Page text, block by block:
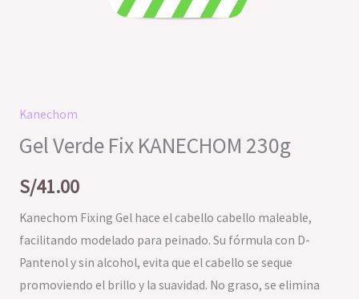
Kanechom
Gel Verde Fix KANECHOM 230g
S/41.00
Kanechom Fixing Gel hace el cabello cabello maleable,
facilitando modelado para peinado. Su fórmula con D-
Pantenol y sin alcohol, evita que el cabello se seque
promoviendo el brillo y la suavidad. No graso, se elimina